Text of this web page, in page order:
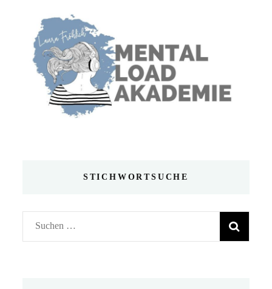
STICHWORTSUCHE
Suchen
nach: